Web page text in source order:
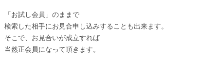
「お試し会員」のままで
検索した相手にお見合申し込みすることも出来ます。
そこで、お見合いが成立すれば
当然正会員になって頂きます。